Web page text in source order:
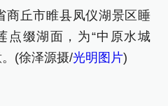
商丘市睢县凤仪湖景区睡
点缀湖面，为“中原水城
(徐泽源摄/光明图片)